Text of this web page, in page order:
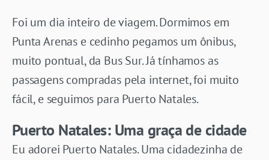
Foi um dia inteiro de viagem. Dormimos em
Punta Arenas e cedinho pegamos um ônibus,
muito pontual, da Bus Sur. Já tínhamos as
passagens compradas pela internet, foi muito
fácil, e seguimos para Puerto Natales.
Puerto Natales: Uma graça de cidade
Eu adorei Puerto Natales. Uma cidadezinha de